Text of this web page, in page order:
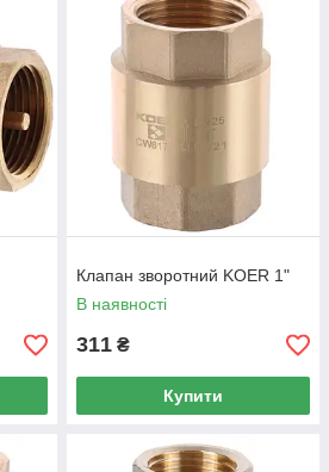
Клапан зворотний KOER 1"
В наявності
311 ₴
Купити